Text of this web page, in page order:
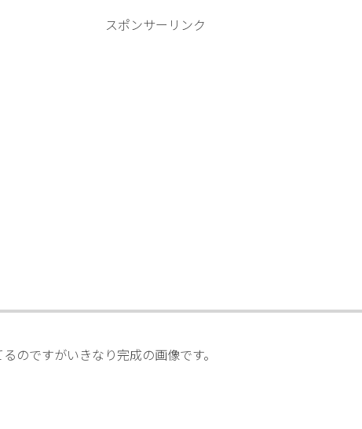
スポンサーリンク
のですがいきなり完成の画像です。